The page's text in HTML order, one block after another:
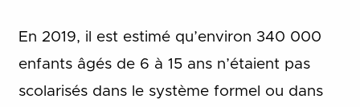
En 2019, il est estimé qu’environ 340 000
enfants âgés de 6 à 15 ans n’étaient pas
scolarisés dans le système formel ou dans